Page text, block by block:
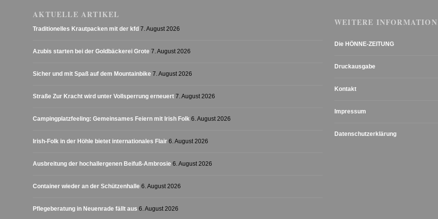
AKTUELLE ARTIKEL
Traditionelles Krautpacken mit der kfd 7. August 2026
Azubis starten bei der Goldbäckerei Grote 7. August 2026
Sicher und mit Spaß auf dem Mountainbike 7. August 2026
Straße Zur Kracht wird unter Vollsperrung erneuert 7. August 2026
Campingplatzfeeling: Gemeinsames Feiern mit Irish Folk 6. August 2026
Irish-Folk in der Höhle bietet internationales Flair 6. August 2026
Ausbreitung der hochallergenen Beifuß-Ambrosie 6. August 2026
Container wieder an der Schützenhalle 6. August 2026
Pflegeberatung in Neuenrade fällt aus 6. August 2026
WEITERE
Die HÖNNE-ZEITUNG
Druckausgabe
Kontakt
Impressum
Datenschutzerklärung